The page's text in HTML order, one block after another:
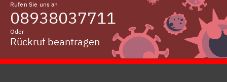
Rufen Sie uns an
08938037711
Oder
Rückruf beantragen